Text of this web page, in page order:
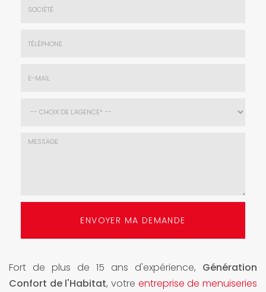
mail
Message
ENVOYER MA DEMANDE
Fort de plus de 15 ans d'expérience, Génération
Confort de l'Habitat, votre entreprise de menuiseries